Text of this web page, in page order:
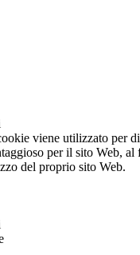
viene utilizzato per
per il sito Web, al
del proprio sito Web.